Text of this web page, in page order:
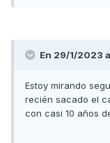
En 29/1/2023
Estoy mirando
recién sacado el
con casi 10 años